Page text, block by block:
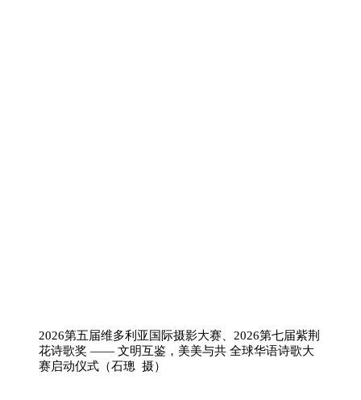
2026第五届维多利亚国际摄影大赛、2026第七届紫荆
花诗歌奖 —— 文明互鉴，美美与共 全球华语诗歌大
赛启动仪式（石璁 摄）